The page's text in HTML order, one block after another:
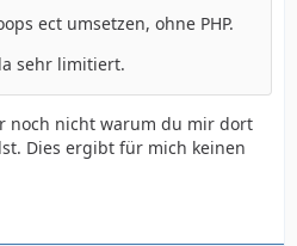
ect umsetzen, ohne PHP.
sehr limitiert.
noch nicht warum du mir dort
Dies ergibt für mich keinen